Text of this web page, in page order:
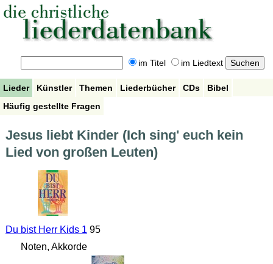
im Titel im Liedtext
Lieder Künstler Themen Liederbücher CDs
Bibel
Häufig gestellte Fragen
Jesus liebt Kinder (Ich sing' euch kein
Lied von großen Leuten)
Du bist Herr Kids 1 95
Noten, Akkorde